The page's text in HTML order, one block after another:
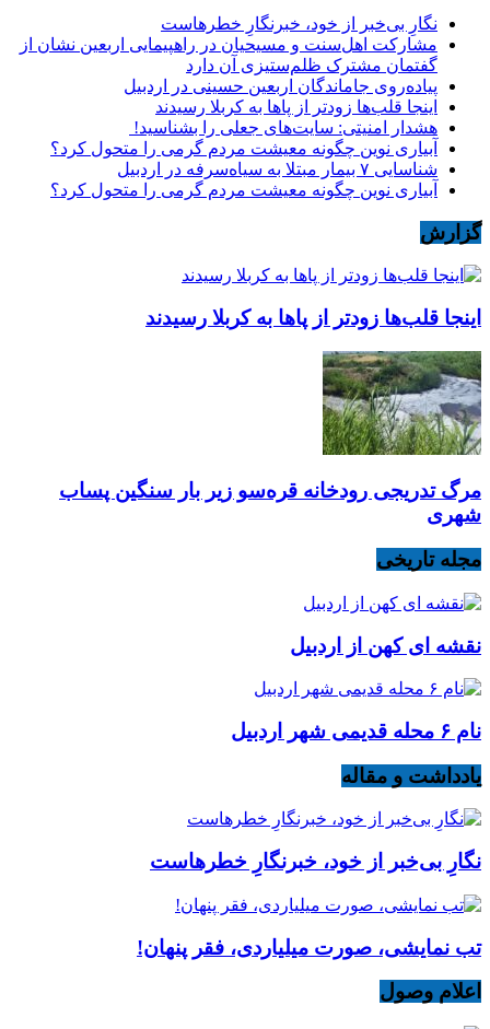
نگارِ بی‌خبر از خود، خبرنگارِ خطرهاست
مشارکت اهل‌سنت و مسیحیان در راهپیمایی اربعین نشان از
گفتمان مشترک ظلم‌ستیزی آن دارد
پیاده‌روی جاماندگان اربعین حسینی در اردبیل
اینجا قلب‌ها زودتر از پاها به کربلا رسیدند
هشدار امنیتی: سایت‌های جعلی را بشناسید!
آبیاری نوین چگونه معیشت مردم گرمی را متحول کرد؟
شناسایی ۷ بیمار مبتلا به سیاه‌سرفه در اردبیل
آبیاری نوین چگونه معیشت مردم گرمی را متحول کرد؟
گزارش
اینجا قلب‌ها زودتر از پاها به کربلا رسیدند
مرگ تدریجی رودخانه قره‌سو زیر بار سنگین پساب
شهری
مجله تاریخی
نقشه ای کهن از اردبیل
نام ۶ محله قدیمی شهر اردبیل
یادداشت و مقاله
نگارِ بی‌خبر از خود، خبرنگارِ خطرهاست
تب نمایشی، صورت میلیاردی، فقر پنهان!
اعلام وصول